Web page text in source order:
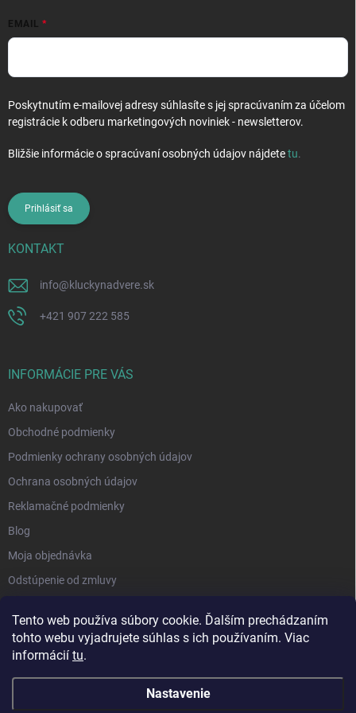
Tento web používa súbory cookie. Ďalším prechádzaním
tohto webu vyjadrujete súhlas s ich používaním. Viac
informácií tu.
Nastavenie
EMAIL
Poskytnutím e-mailovej adresy súhlasíte s jej spracúvaním za účelom
registrácie k odberu marketingových noviniek - newsletterov.
Bližšie informácie o spracúvaní osobných údajov nájdetetu.
Prihlásiť sa
KONTAKT
info@kluckynadvere.sk
+421 907 222 585
INFORMÁCIE PRE VÁS
Ako nakupovať
Obchodné podmienky
Podmienky ochrany osobných údajov
Ochrana osobných údajov
Reklamačné podmienky
Blog
Moja objednávka
Odstúpenie od zmluvy